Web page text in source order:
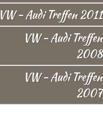
VW - Audi Treffen 2011
VW - Audi Treffen
2008
VW - Audi Treffen
2007